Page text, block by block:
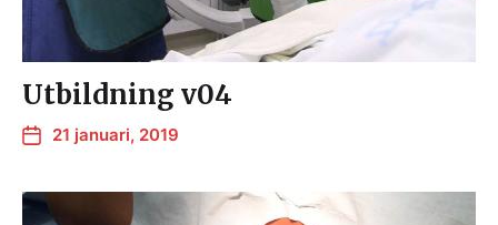
Utbildning v04
21 januari, 2019